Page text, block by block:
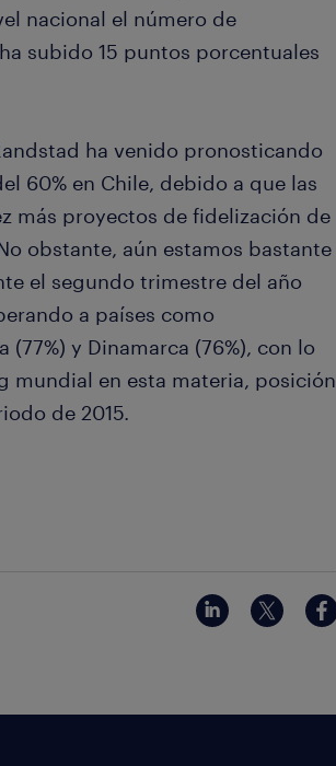
nacional el número de
subido 15 puntos porcentuales
ha venido pronosticando
60% en Chile, debido a que las
más proyectos de fidelización de
obstante, aún estamos bastante
el segundo trimestre del año
a países como
(77%) y Dinamarca (76%), con lo
mundial en esta materia, posición
de 2015.